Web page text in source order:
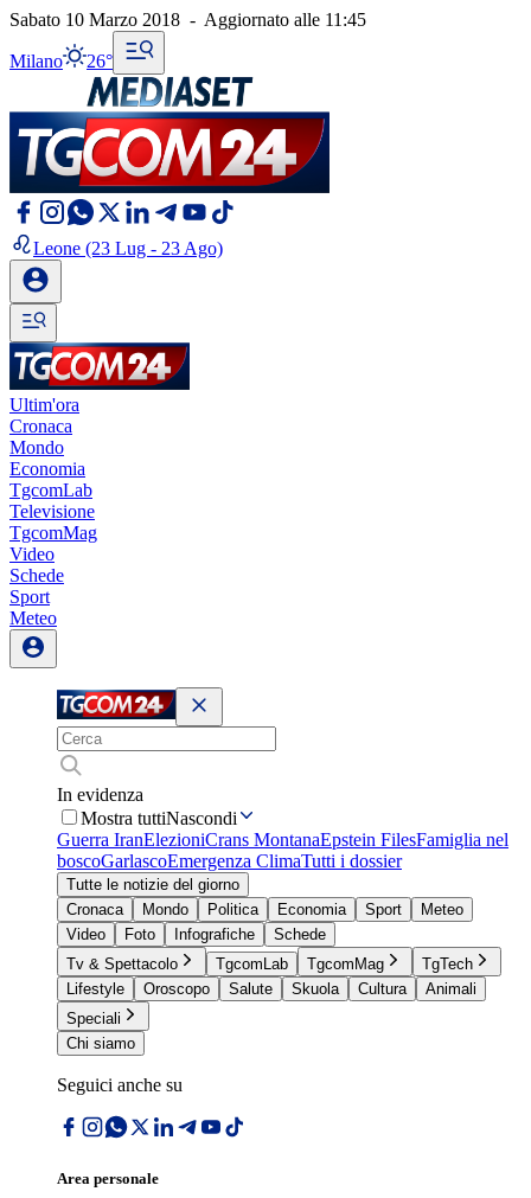
Sabato 10 Marzo 2018 - Aggiornato alle 11:45
Milano 26°
Leone (23 Lug - 23 Ago)
Ultim'ora
Cronaca
Mondo
Economia
TgcomLab
Televisione
TgcomMag
Video
Schede
Sport
Meteo
In evidenza
Mostra tuttiNascondi
Guerra IranElezioniCrans MontanaEpstein FilesFamiglia nel
boscoGarlascoEmergenza ClimaTutti i dossier
Tutte le notizie del giorno
Cronaca
Mondo Politica Economia Sport
Meteo
Video
Foto Infografiche
Schede
Tv & Spettacolo
TgcomLab TgcomMag
TgTech
Lifestyle
Oroscopo Salute Skuola Cultura
Animali
Speciali
Chi siamo
Seguici anche su
Area personale